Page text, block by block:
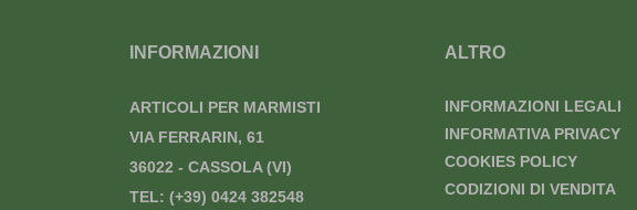
INFORMAZIONI
ARTICOLI PER MARMISTI
VIA FERRARIN, 61
36022 - CASSOLA (VI)
TEL: (+39) 0424 382548
ALTRO
INFORMAZIONI LEGALI
INFORMATIVA PRIVACY
COOKIES POLICY
CODIZIONI DI VENDITA